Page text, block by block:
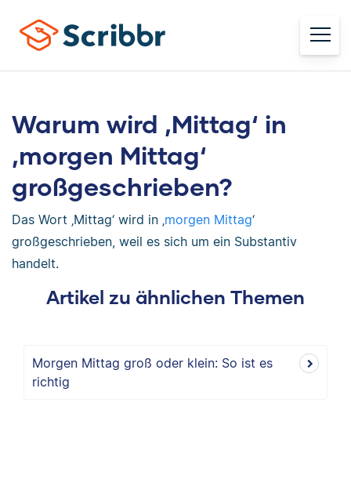
Warum wird ‚Mittag‘ in
‚morgen Mittag‘
großgeschrieben?
Das Wort ‚Mittag‘ wird in ‚morgen Mittag‘
großgeschrieben, weil es sich um ein Substantiv
handelt.
Artikel zu ähnlichen Themen
Morgen Mittag groß oder klein: So ist es
richtig